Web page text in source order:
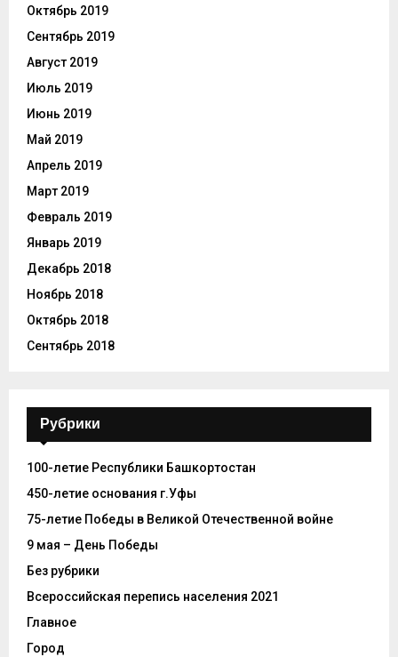
Октябрь 2019
Сентябрь 2019
Август 2019
Июль 2019
Июнь 2019
Май 2019
Апрель 2019
Март 2019
Февраль 2019
Январь 2019
Декабрь 2018
Ноябрь 2018
Октябрь 2018
Сентябрь 2018
Рубрики
100-летие Республики Башкортостан
450-летие основания г.Уфы
75-летие Победы в Великой Отечественной войне
9 мая – День Победы
Без рубрики
Всероссийская перепись населения 2021
Главное
Город